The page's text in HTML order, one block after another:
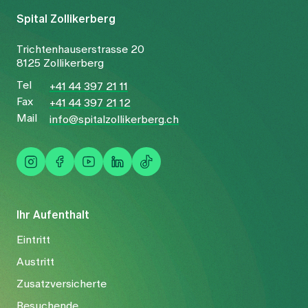
Ihr Aufenthalt
Eintritt
Austritt
Zusatzversicherte
Spital Zollikerberg
Trichtenhauserstrasse 20
8125 Zollikerberg
Tel
+41 44 397 21 11
Fax
+41 44 397 21 12
Mail
info@spitalzollikerberg.ch